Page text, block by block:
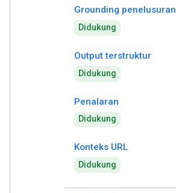
Grounding penelusuran
Didukung
Output terstruktur
Didukung
Penalaran
Didukung
Konteks URL
Didukung